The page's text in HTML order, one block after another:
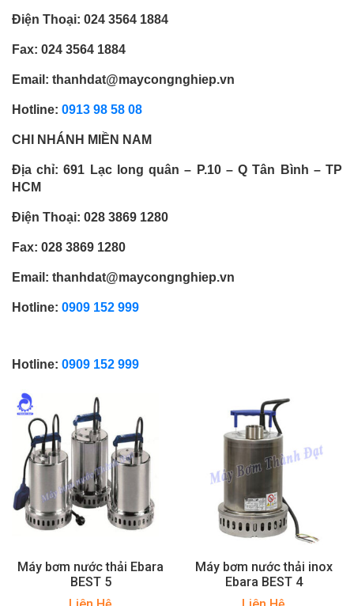
Điện Thoại: 024 3564 1884
Fax: 024 3564 1884
Email: thanhdat@maycongnghiep.vn
Hotline: 0913 98 58 08
CHI NHÁNH MIỀN NAM
Địa chỉ: 691 Lạc long quân – P.10 – Q Tân Bình – TP
HCM
Điện Thoại: 028 3869 1280
Fax: 028 3869 1280
Email: thanhdat@maycongnghiep.vn
Hotline: 0909 152 999
Hotline: 0909 152 999
Máy bơm nước thải Ebara
BEST 5
Máy bơm nước thải inox
Ebara BEST 4